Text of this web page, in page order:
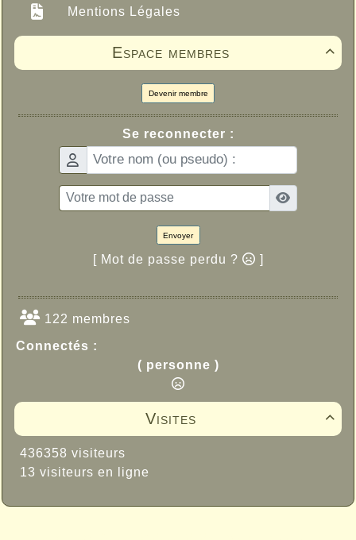
Mentions Légales

Espace membres
Devenir membre
Se reconnecter :
Envoyer
[ Mot de passe perdu ? ]
122 membres
Connectés :
( personne )

Visites
436358 visiteurs
13 visiteurs en ligne